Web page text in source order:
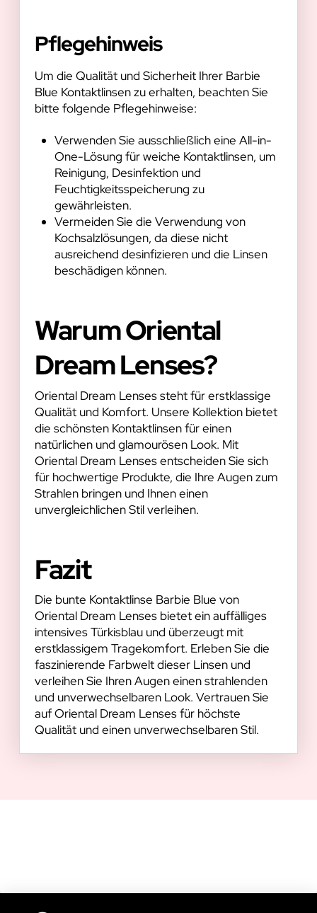
Pflegehinweis
Um die Qualität und Sicherheit Ihrer Barbie
Blue Kontaktlinsen zu erhalten, beachten Sie
bitte folgende Pflegehinweise:
Verwenden Sie ausschließlich eine All-in-
One-Lösung für weiche Kontaktlinsen, um
Reinigung, Desinfektion und
Feuchtigkeitsspeicherung zu
gewährleisten.
Vermeiden Sie die Verwendung von
Kochsalzlösungen, da diese nicht
ausreichend desinfizieren und die Linsen
beschädigen können.
Warum Oriental
Dream Lenses?
Oriental Dream Lenses steht für erstklassige
Qualität und Komfort. Unsere Kollektion bietet
die schönsten Kontaktlinsen für einen
natürlichen und glamourösen Look. Mit
Oriental Dream Lenses entscheiden Sie sich
für hochwertige Produkte, die Ihre Augen zum
Strahlen bringen und Ihnen einen
unvergleichlichen Stil verleihen.
Fazit
Die bunte Kontaktlinse Barbie Blue von
Oriental Dream Lenses bietet ein auffälliges
intensives Türkisblau und überzeugt mit
erstklassigem Tragekomfort. Erleben Sie die
faszinierende Farbwelt dieser Linsen und
verleihen Sie Ihren Augen einen strahlenden
und unverwechselbaren Look. Vertrauen Sie
auf Oriental Dream Lenses für höchste
Qualität und einen unverwechselbaren Stil.